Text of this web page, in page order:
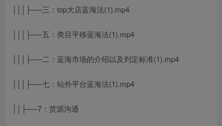
│││├──三：top大店蓝海法(1).mp4
│││├──五：类目平移蓝海法(1).mp4
│││├──二：蓝海市场的介绍以及判定标准(1).mp4
│││├──七：站外平台蓝海法(1).mp4
││├──7：货源沟通